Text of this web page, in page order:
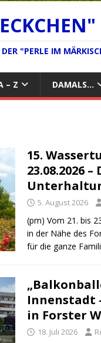
"PERLE IM
– Z DAMALS…
15.
23.08.2026
5. August 2026
(pm) Vom 21. bis
in der Nähe des
für die ganze
Innenstadt
in Forster
18. Juli 2026